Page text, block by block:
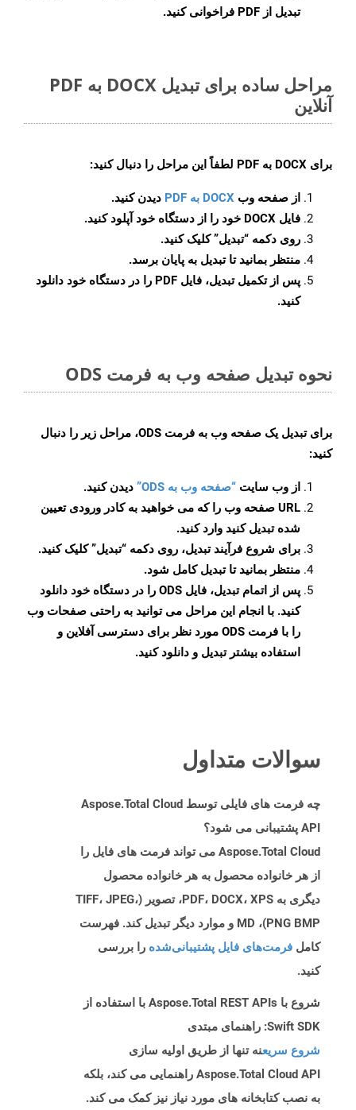
تبدیل از PDF فراخوانی کنید.
مراحل ساده برای تبدیل DOCX به PDF
آنلاین
برای DOCX به PDF لطفاً این مراحل را دنبال کنید:
از صفحه وب DOCX به PDF
دیدن کنید.
فایل DOCX خود را از دستگاه خود آپلود کنید.
روی دکمه “تبدیل”کلیک کنید.
منتظر بمانید تا تبدیل به پایان برسد.
پس از تکمیل تبدیل، فایل PDF را در دستگاه خود دانلود
کنید.
نحوه تبدیل صفحه وب به فرمت ODS
برای تبدیل یک صفحه وب به فرمت ODS، مراحل زیر را دنبال
کنید:
از وب سایت “صفحه وب به ODS”
دیدن کنید.
URL صفحه وب را که می خواهید به کادر ورودی تعیین
شده تبدیل کنید وارد کنید.
برای شروع فرآیند تبدیل، روی دکمه “تبدیل” کلیک کنید.
منتظر بمانید تا تبدیل کامل شود.
پس از اتمام تبدیل، فایل ODS را در دستگاه خود دانلود
کنید. با انجام این مراحل می توانید به راحتی صفحات وب
را با فرمت ODS مورد نظر برای دسترسی آفلاین و
استفاده بیشتر تبدیل و دانلود کنید.
سوالات متداول
چه فرمت های فایلی توسط Aspose.Total Cloud
API پشتیبانی می شود؟
Aspose.Total Cloud می تواند فرمت های فایل را
از هر خانواده محصول به هر خانواده محصول
دیگری به PDF، DOCX، XPS، تصویر (TIFF، JPEG،
PNG BMP)، MD و موارد دیگر تبدیل کند. فهرست
کامل فرمت‌های فایل پشتیبانی‌شده را بررسی
کنید.
شروع با Aspose.Total REST APIs با استفاده از
Swift SDK: راهنمای مبتدی
شروع سریعنه تنها از طریق اولیه سازی
Aspose.Total Cloud API راهنمایی می کند، بلکه
به نصب کتابخانه های مورد نیاز نیز کمک می کند.